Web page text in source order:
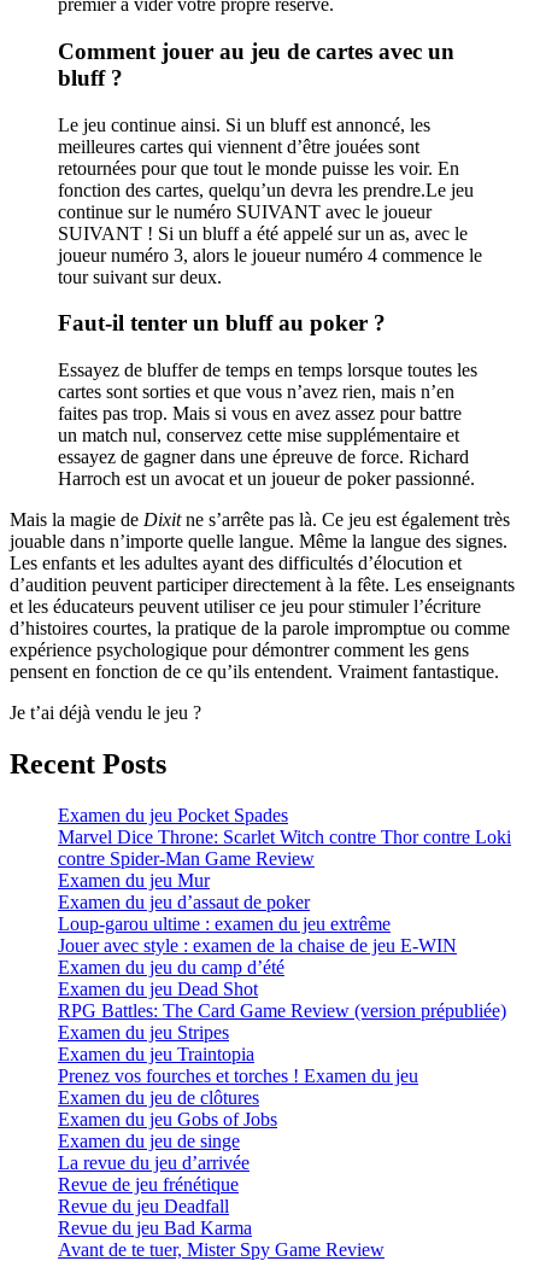
premier à vider votre propre réserve.
Comment jouer au jeu de cartes avec un
bluff ?
Le jeu continue ainsi. Si un bluff est annoncé, les
meilleures cartes qui viennent d’être jouées sont
retournées pour que tout le monde puisse les voir. En
fonction des cartes, quelqu’un devra les prendre.Le jeu
continue sur le numéro SUIVANT avec le joueur
SUIVANT ! Si un bluff a été appelé sur un as, avec le
joueur numéro 3, alors le joueur numéro 4 commence le
tour suivant sur deux.
Faut-il tenter un bluff au poker ?
Essayez de bluffer de temps en temps lorsque toutes les
cartes sont sorties et que vous n’avez rien, mais n’en
faites pas trop. Mais si vous en avez assez pour battre
un match nul, conservez cette mise supplémentaire et
essayez de gagner dans une épreuve de force. Richard
Harroch est un avocat et un joueur de poker passionné.
Mais la magie de Dixitne s’arrête pas là. Ce jeu est également très
jouable dans n’importe quelle langue. Même la langue des signes.
Les enfants et les adultes ayant des difficultés d’élocution et
d’audition peuvent participer directement à la fête. Les enseignants
et les éducateurs peuvent utiliser ce jeu pour stimuler l’écriture
d’histoires courtes, la pratique de la parole impromptue ou comme
expérience psychologique pour démontrer comment les gens
pensent en fonction de ce qu’ils entendent. Vraiment fantastique.
Je t’ai déjà vendu le jeu ?
Recent Posts
Examen du jeu Pocket Spades
Marvel Dice Throne: Scarlet Witch contre Thor contre Loki
contre Spider-Man Game Review
Examen du jeu Mur
Examen du jeu d’assaut de poker
Loup-garou ultime : examen du jeu extrême
Jouer avec style : examen de la chaise de jeu E-WIN
Examen du jeu du camp d’été
Examen du jeu Dead Shot
RPG Battles: The Card Game Review (version prépubliée)
Examen du jeu Stripes
Examen du jeu Traintopia
Prenez vos fourches et torches ! Examen du jeu
Examen du jeu de clôtures
Examen du jeu Gobs of Jobs
Examen du jeu de singe
La revue du jeu d’arrivée
Revue de jeu frénétique
Revue du jeu Deadfall
Revue du jeu Bad Karma
Avant de te tuer, Mister Spy Game Review